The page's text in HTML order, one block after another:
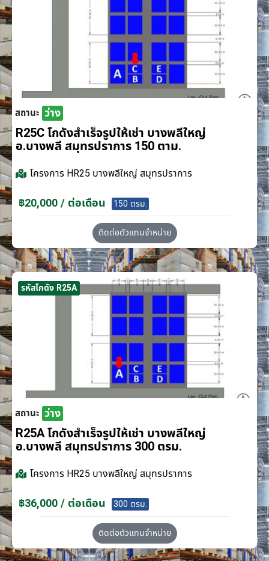
สถานะ ว่าง
R25C โกดังสำเร็จรูปให้เช่า บางพลีใหญ่
อ.บางพลี สมุทรปราการ 150 ตาม.
โครงการ HR25 บางพลีใหญ่ สมุทรปราการ
฿20,000 / ต่อเดือน 150 ตรม.
ติดต่อตัวแทนจำหน่าย
รหัสโกดัง R25A
สถานะ ว่าง
R25A โกดังสำเร็จรูปให้เช่า บางพลีใหญ่
อ.บางพลี สมุทรปราการ 300 ตรม.
โครงการ HR25 บางพลีใหญ่ สมุทรปราการ
฿36,000 / ต่อเดือน 300 ตรม.
ติดต่อตัวแทนจำหน่าย